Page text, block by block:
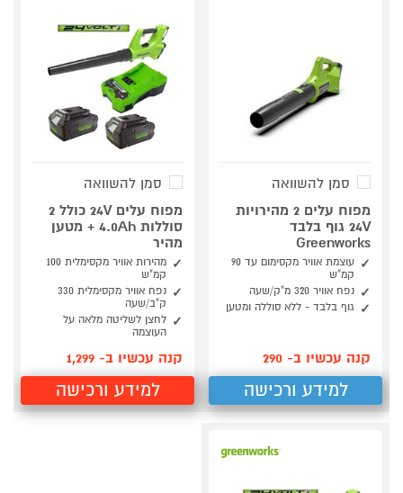
סמן להשוואה
מפוח עלים 2 מהירויות
24V גוף בלבד
Greenworks
עוצמת אוויר מקסימום עד 90
קמ"ש
נפח אוויר 320 מ"ק/שעה
גוף בלבד - ללא סוללה ומטען
קנה עכשיו ב- 290
למידע ורכישה
סמן להשוואה
מפוח עלים 24V כולל 2
סוללות 4.0Ah + מטען
מהיר
מהירות אוויר מקסימלית 100
קמ"ש
נפח אוויר מקסימלית 330
ק"ב/שעה
לחצן לשליטה מלאה על
העוצמה
קנה עכשיו ב- 1,299
למידע ורכישה